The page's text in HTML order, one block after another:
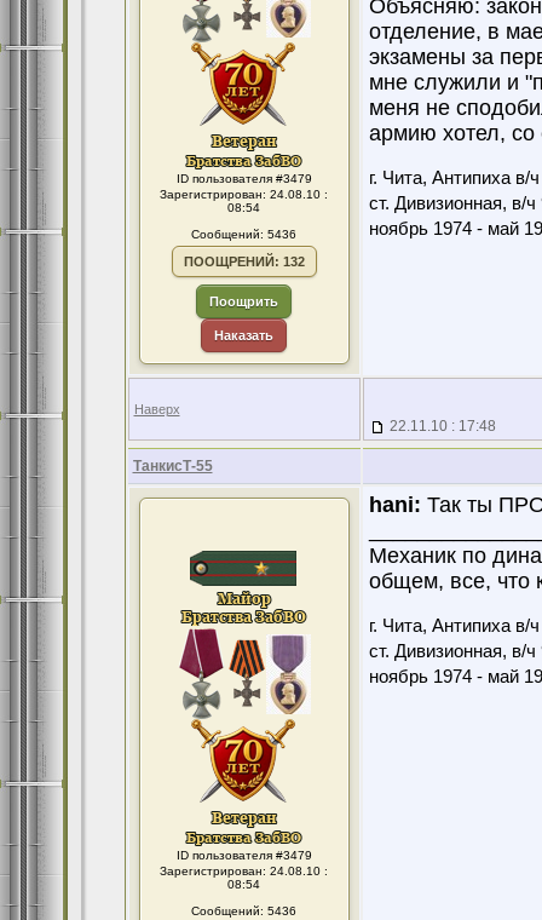
ID пользователя #3479
Зарегистрирован: 24.08.10 :
08:54
Сообщений: 5436
ПООЩРЕНИЙ: 132
Поощрить
Наказать
Объясняю:
отделение, в
экзамены за
мне служили и
меня не
армию хотел,
г. Чита, Антипиха в/
ст. Дивизионная, в/ч
ноябрь 1974 - май
Наверх
22.11.10 : 17:48
ТанкисТ-55
ID пользователя #3479
Зарегистрирован: 24.08.10 :
08:54
Сообщений: 5436
hani: Так ты
Механик по
общем, все, что
г. Чита, Антипиха в/
ст. Дивизионная, в/ч
ноябрь 1974 - май